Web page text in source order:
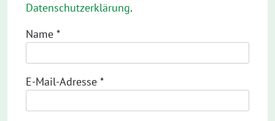
Datenschutzerklärung.
Name *
E-Mail-Adresse *